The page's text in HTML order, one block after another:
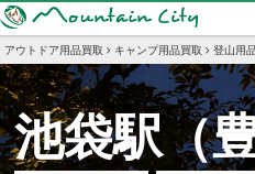
アウトドア用品買取 キャンプ用品買取 登山用
池袋駅（